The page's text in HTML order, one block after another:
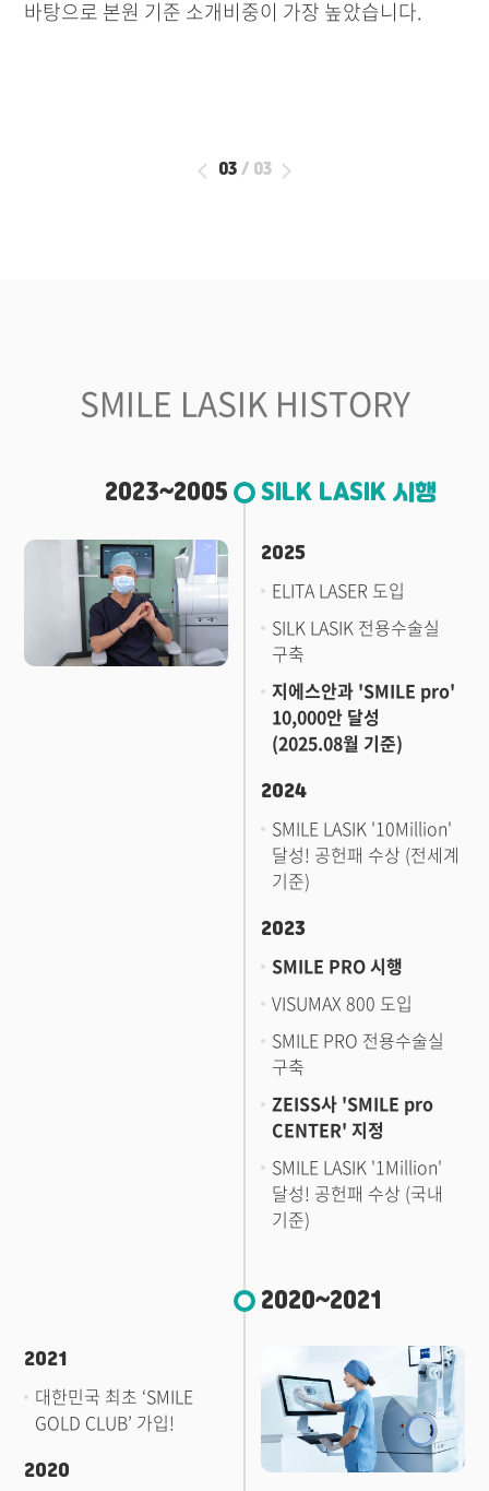
바탕으로 본원 기준 소개비중이 가장 높았습니다.
03/ 03
SMILE LASIK HISTORY
2023~2005 SILK LASIK 시행
2025
ELITA LASER 도입
SILK LASIK 전용수술실
구축
지에스안과 'SMILE pro'
10,000안 달성
(2025.08월 기준)
2024
SMILE LASIK '10Million'
달성! 공헌패 수상 (전세계
기준)
2023
SMILE PRO 시행
VISUMAX 800 도입
SMILE PRO 전용수술실
구축
ZEISS사 'SMILE pro
CENTER' 지정
SMILE LASIK '1Million'
달성! 공헌패 수상 (국내
기준)
2020~2021
2021
대한민국 최초 ‘SMILE
GOLD CLUB’ 가입!
2020